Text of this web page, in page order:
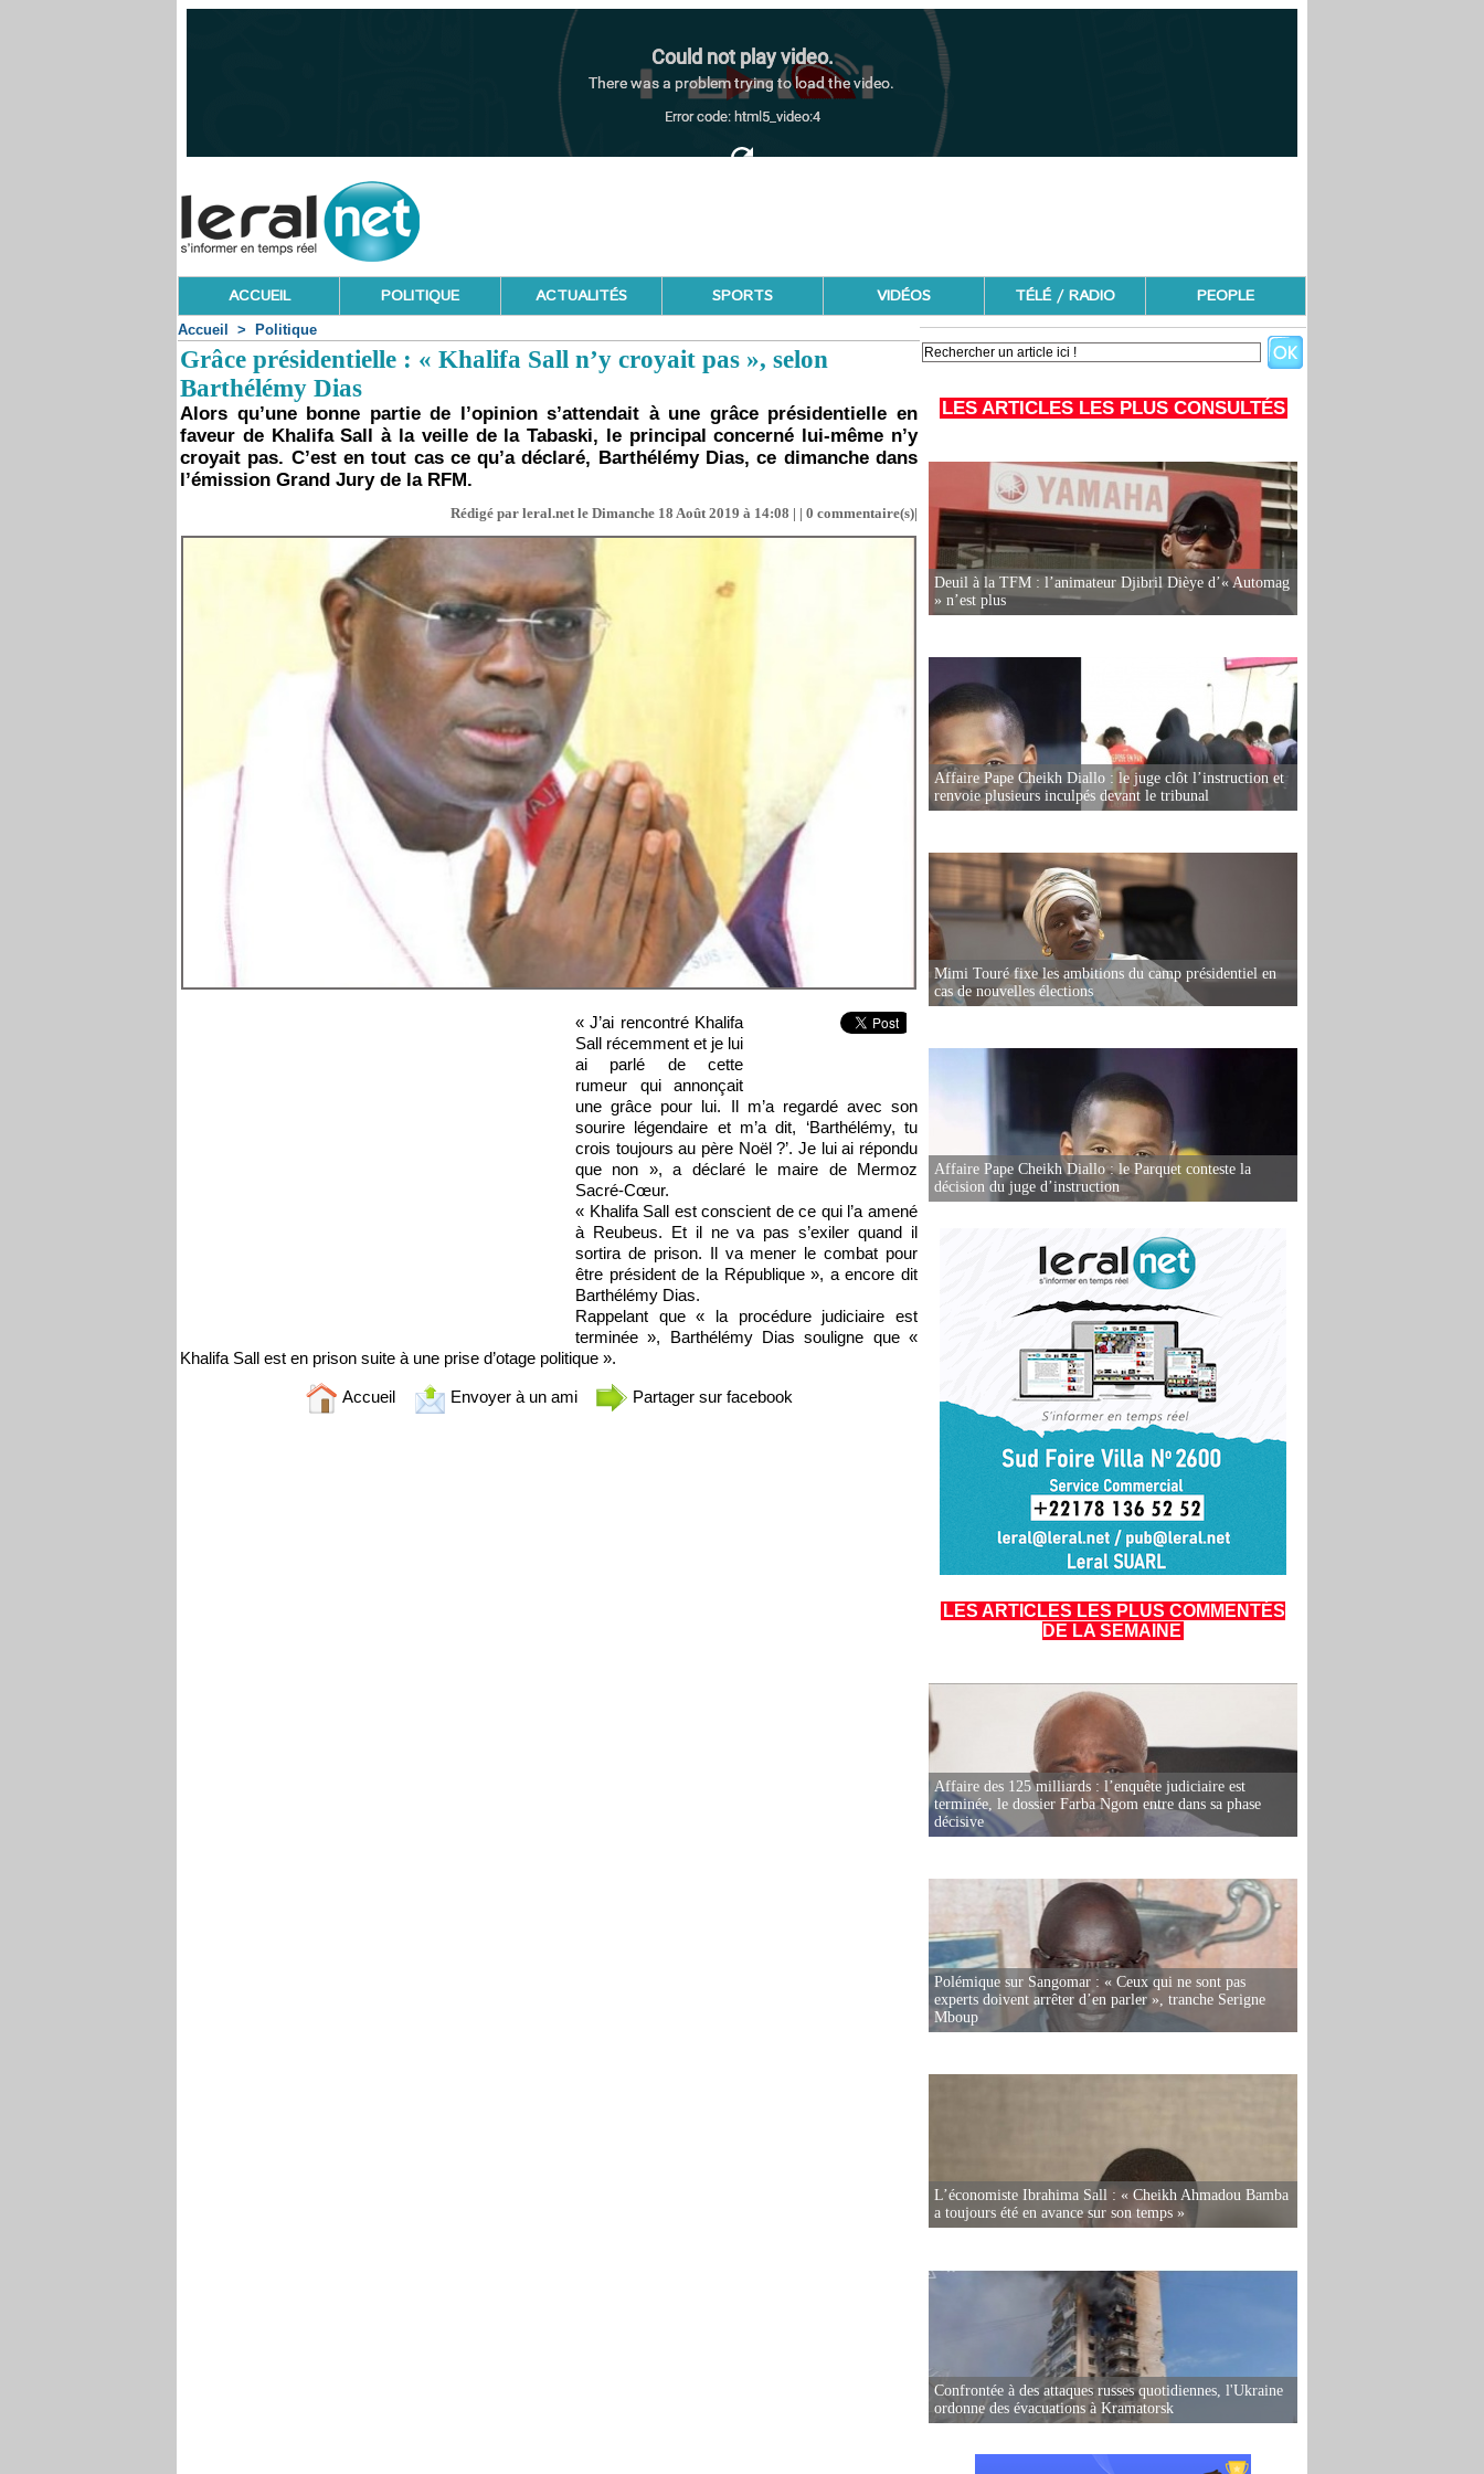
ACCUEIL POLITIQUE ACTUALITÉS SPORTS VIDÉOS TÉLÉ / RADIO PEOPLE
Accueil > Politique
Grâce présidentielle : « Khalifa Sall n’y croyait pas », selon
Barthélémy Dias
Alors qu’une bonne partie de l’opinion s’attendait à une grâce présidentielle en
faveur de Khalifa Sall à la veille de la Tabaski, le principal concerné lui-même n’y
croyait pas. C’est en tout cas ce qu’a déclaré, Barthélémy Dias, ce dimanche dans
l’émission Grand Jury de la RFM.
Rédigé par leral.net le Dimanche 18 Août 2019 à 14:08 | | 0 commentaire(s)|
« J’ai rencontré Khalifa
Sall récemment et je lui
ai parlé de cette
rumeur qui annonçait
une grâce pour lui. Il m’a regardé avec son
sourire légendaire et m’a dit, ‘Barthélémy, tu
crois toujours au père Noël ?’. Je lui ai répondu
que non », a déclaré le maire de Mermoz
Sacré-Cœur.
« Khalifa Sall est conscient de ce qui l’a amené
à Reubeus. Et il ne va pas s’exiler quand il
sortira de prison. Il va mener le combat pour
être président de la République », a encore dit
Barthélémy Dias.
Rappelant que « la procédure judiciaire est
terminée », Barthélémy Dias souligne que «
Khalifa Sall est en prison suite à une prise d’otage politique ».
Accueil Envoyer à un ami Partager sur facebook
LES ARTICLES LES PLUS CONSULTÉS
Deuil à la TFM : l’animateur Djibril Dièye d’« Automag
» n’est plus
Affaire Pape Cheikh Diallo : le juge clôt l’instruction et
renvoie plusieurs inculpés devant le tribunal
Mimi Touré fixe les ambitions du camp présidentiel en
cas de nouvelles élections
Affaire Pape Cheikh Diallo : le Parquet conteste la
décision du juge d’instruction
LES ARTICLES LES PLUS COMMENTÉS
DE LA SEMAINE
Affaire des 125 milliards : l’enquête judiciaire est
terminée, le dossier Farba Ngom entre dans sa phase
décisive
Polémique sur Sangomar : « Ceux qui ne sont pas
experts doivent arrêter d’en parler », tranche Serigne
Mboup
L’économiste Ibrahima Sall : « Cheikh Ahmadou Bamba
a toujours été en avance sur son temps »
Confrontée à des attaques russes quotidiennes, l'Ukraine
ordonne des évacuations à Kramatorsk